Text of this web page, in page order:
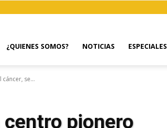
¿QUIENES SOMOS? NOTICIAS ESPECIALES
se...
centro pionero